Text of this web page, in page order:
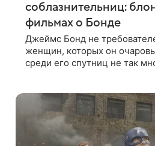
соблазнительниц:
фильмах о Бонде
Джеймс Бонд не
женщин, которых он
среди его спутниц не так